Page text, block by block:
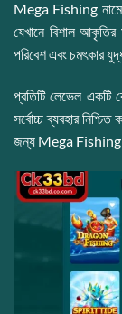
Mega Fishing নামের
যেখানে বিশাল আকৃতির
পরিবেশ এবং চমৎকার
প্রতিটি লেভেল একটি
সর্বোচ্চ ব্যবহার
জন্য Mega Fishing